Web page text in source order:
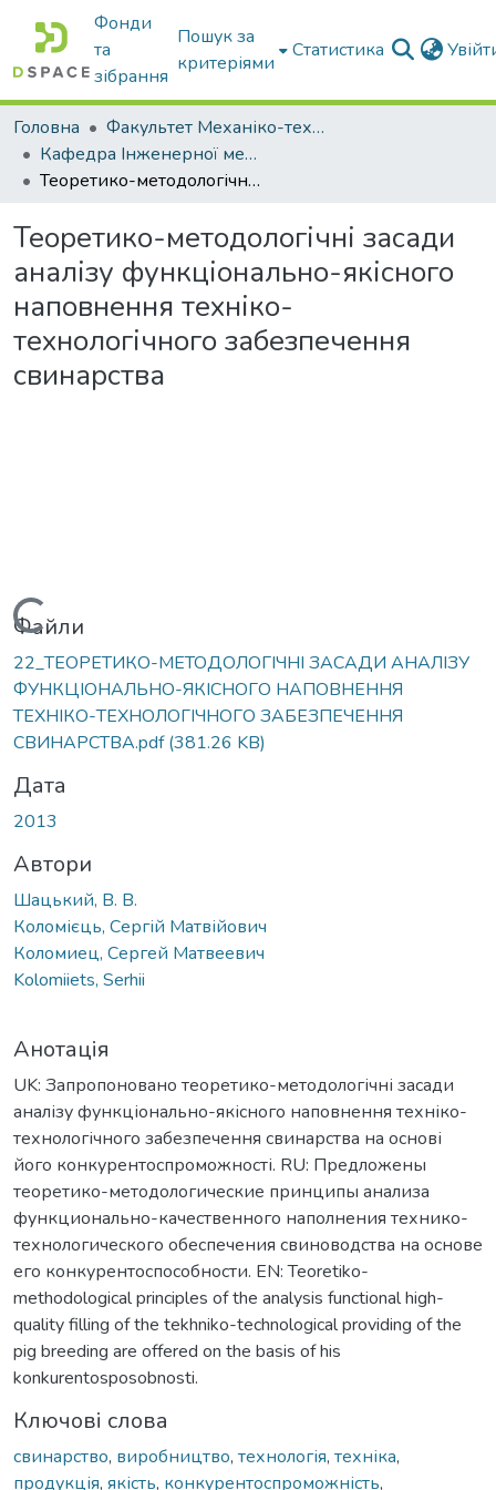
Фонди
та
зібрання
Пошук за
критеріями
Статистика
Головна
Факультет Механіко-технологічний
Кафедра Інженерної механіки та комп'ютерного проектування
Теоретико-методологічні засади аналізу функціонально-якісного наповнення техніко- технологічного забезпечення свинарства
Теоретико-методологічні засади
аналізу функціонально-якісного
наповнення техніко-
технологічного забезпечення
свинарства
Вантажиться...
Файли
22_ТЕОРЕТИКО-МЕТОДОЛОГІЧНІ ЗАСАДИ АНАЛІЗУ
ФУНКЦІОНАЛЬНО-ЯКІСНОГО НАПОВНЕННЯ
ТЕХНІКО-ТЕХНОЛОГІЧНОГО ЗАБЕЗПЕЧЕННЯ
СВИНАРСТВА.pdf(381.26 KB)
Дата
2013
Автори
Шацький, В. В.
Коломієць, Сергій Матвійович
Коломиец, Сергей Матвеевич
Kolomiiets, Serhii
Анотація
UK: Запропоновано теоретико-методологічні засади
аналізу функціонально-якісного наповнення техніко-
технологічного забезпечення свинарства на основі
його конкурентоспроможності. RU: Предложены
теоретико-методологические принципы анализа
функционально-качественного наполнения технико-
технологического обеспечения свиноводства на основе
его конкурентоспособности. EN: Teoretiko-
methodological principles of the analysis functional high-
quality filling of the tekhniko-technological providing of the
pig breeding are offered on the basis of his
konkurentosposobnosti.
Ключові слова
свинарство, виробництво, технологія, техніка,
продукція, якість, конкурентоспроможність,